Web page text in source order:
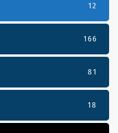
12
166
81
18